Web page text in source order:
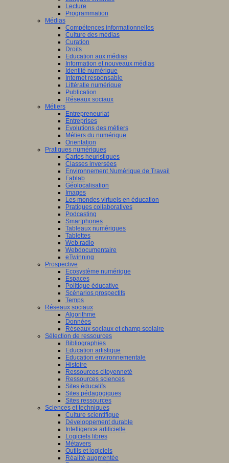
Lecture
Programmation
Médias
Compétences informationnelles
Culture des médias
Curation
Droits
Education aux médias
Information et nouveaux médias
Identité numérique
Internet responsable
Littératie numérique
Publication
Réseaux sociaux
Métiers
Entrepreneuriat
Entreprises
Evolutions des métiers
Métiers du numérique
Orientation
Pratiques numériques
Cartes heuristiques
Classes inversées
Environnement Numérique de Travail
Fablab
Géolocalisation
Images
Les mondes virtuels en éducation
Pratiques collaboratives
Podcasting
Smartphones
Tableaux numériques
Tablettes
Web radio
Webdocumentaire
eTwinning
Prospective
Ecosystème numérique
Espaces
Politique éducative
Scénarios prospectifs
Temps
Réseaux sociaux
Algorithme
Données
Réseaux sociaux et champ scolaire
Sélection de ressources
Bibliographies
Education artistique
Education environnementale
Histoire
Ressources citoyenneté
Ressources sciences
Sites éducatifs
Sites pédagogiques
Sites ressources
Sciences et techniques
Culture scientifique
Développement durable
Intelligence artificielle
Logiciels libres
Métavers
Outils et logiciels
Réalité augmentée